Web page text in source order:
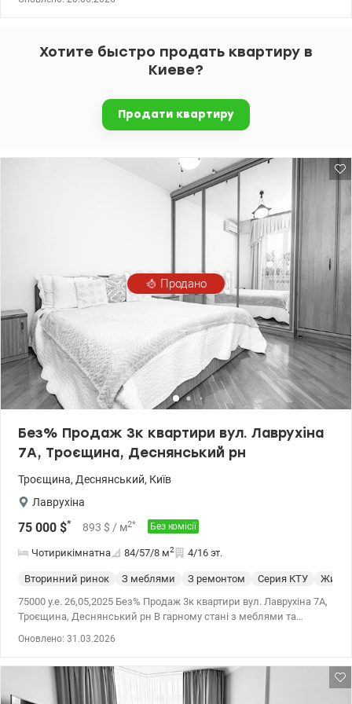
Хотите быстро продать квартиру в
Киеве?
Продати квартиру
Продано
Без% Продаж 3к квартири вул. Лаврухіна
7А, Троєщина, Деснянський рн
Троєщина, Деснянський, Київ
Лаврухіна
75 000 $* 893 $ / м2* Без комісії
Чотирикімнатна 84/57/8 м2 4/16 эт.
Вторинний ринок З меблями З ремонтом Серия КТУ
75000 у.е. 26,05,2025 Без% Продаж 3к квартири вул. Лаврухіна 7А,
Троєщина, Деснянський рн В гарному стані з меблями та
та 12,31 кв Хол- вітальня 12,69 з додатковою зоною відпочинку
10,8 кв Суміжній санвузол 4,36 кв (ванна та душова) Три
Оновлено: 31.03.2026